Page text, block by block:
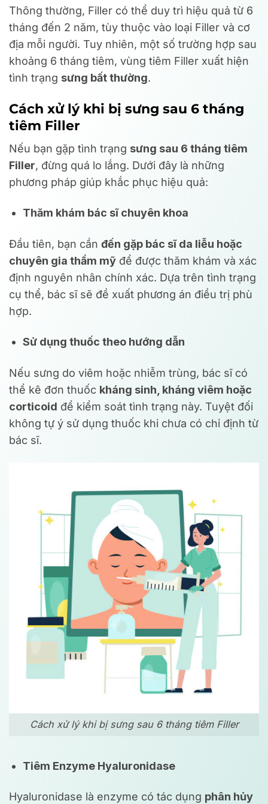
Thông thường, Filler có thể duy trì hiệu quả từ 6
tháng đến 2 năm, tùy thuộc vào loại Filler và cơ
địa mỗi người. Tuy nhiên, một số trường hợp sau
khoảng 6 tháng tiêm, vùng tiêm Filler xuất hiện
tình trạng sưng bất thường.
Cách xử lý khi bị sưng sau 6 tháng
tiêm Filler
Nếu bạn gặp tình trạng sưng sau 6 tháng tiêm
Filler, đừng quá lo lắng. Dưới đây là những
phương pháp giúp khắc phục hiệu quả:
Thăm khám bác sĩ chuyên khoa
Đầu tiên, bạn cần đến gặp bác sĩ da liễu hoặc
chuyên gia thẩm mỹ để được thăm khám và xác
định nguyên nhân chính xác. Dựa trên tình trạng
cụ thể, bác sĩ sẽ đề xuất phương án điều trị phù
hợp.
Sử dụng thuốc theo hướng dẫn
Nếu sưng do viêm hoặc nhiễm trùng, bác sĩ có
thể kê đơn thuốc kháng sinh, kháng viêm hoặc
corticoid để kiểm soát tình trạng này. Tuyệt đối
không tự ý sử dụng thuốc khi chưa có chỉ định từ
bác sĩ.
Cách xử lý khi bị sưng sau 6 tháng tiêm Filler
Tiêm Enzyme Hyaluronidase
Hyaluronidase là enzyme có tác dụng phân hủy